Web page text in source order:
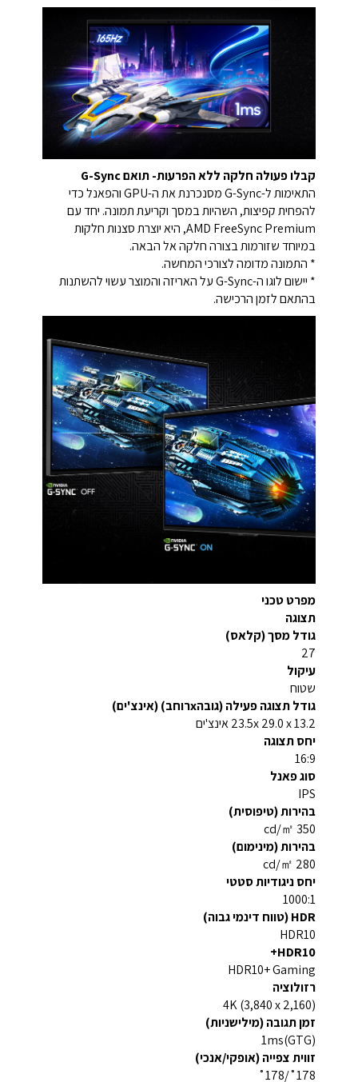
קבלו פעולה חלקה ללא הפרעות-תואם G-Sync
התאימות ל-G-Sync מסנכרנת את ה-GPU והפאנל כדי
להפחית קפיצות, השהיות במסך וקריעת תמונה. יחד עם
AMD FreeSync Premium, היא יוצרת סצנות חלקות
במיוחד שזורמות בצורה חלקה אל הבאה.
* התמונה מדומה לצורכי המחשה.
* יישום לוגו ה-G-Sync על האריזה והמוצר עשוי להשתנות
בהתאם לזמן הרכישה.
מפרט טכני
תצוגה
גודל מסך (קלאס)
27
עיקול
שטוח
גודל תצוגה פעילה (גובהxרוחב) (אינצ'ים)
23.5x 29.0 x 13.2 אינצ'ים
יחס תצוגה
16:9
סוג פאנל
IPS
בהירות (טיפוסית)
350 cd/㎡
בהירות (מינימום)
280 cd/㎡
יחס ניגודיות סטטי
1000:1
HDR (טווח דינמי גבוה)
HDR10
HDR10+
HDR10+ Gaming
רזולוציה
4K (3,840 x 2,160)
זמן תגובה (מילישניות)
1ms(GTG)
זווית צפייה (אופקי/אנכי)
178˚/178˚